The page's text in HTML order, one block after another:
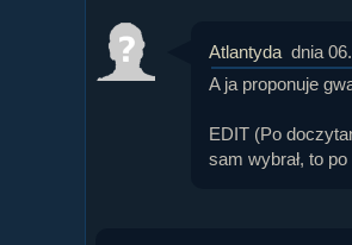
Atlantyda dnia
A ja proponuje
EDIT (Po
sam wybrał, to